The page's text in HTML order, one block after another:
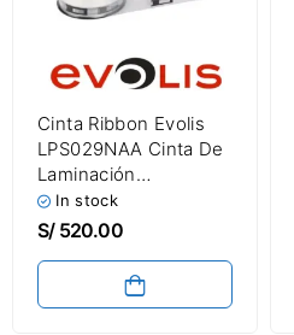
Cinta Ribbon Evolis
LPS029NAA Cinta De
Laminación
Holográfico Genérico
/ GEN HOLO 1.0MIL /
LPS029NAA
In stock
S/520.00